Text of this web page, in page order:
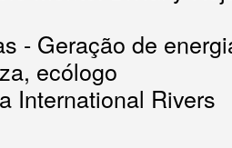
- Geração de
ecólogo
International Rivers